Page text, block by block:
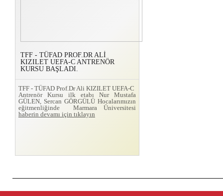
TFF - TÜFAD PROF.DR ALİ
KIZILET UEFA-C ANTRENÖR
KURSU BAŞLADI.
TFF - TÜFAD Prof.Dr Ali KIZILET UEFA-C
Antrenör Kursu ilk etabı Nur Mustafa
GÜLEN, Sercan GÖRGÜLÜ Hocalarımızın
eğitmenliğinde Marmara Üniversitesi
haberin devamı için tıklayın